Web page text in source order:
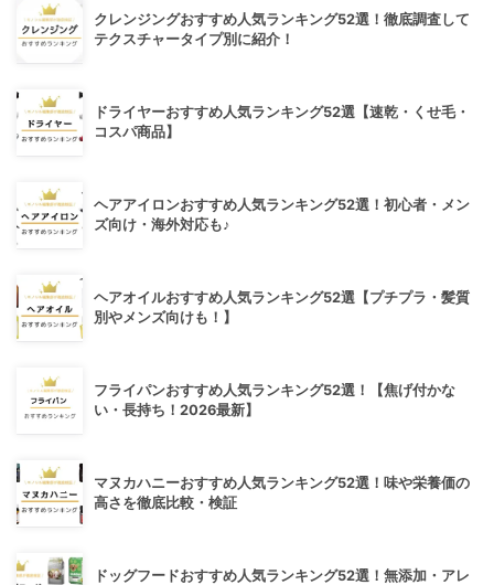
クレンジングおすすめ人気ランキング52選！徹底調査して
テクスチャータイプ別に紹介！
ドライヤーおすすめ人気ランキング52選【速乾・くせ毛・
コスパ商品】
ヘアアイロンおすすめ人気ランキング52選！初心者・メン
ズ向け・海外対応も♪
ヘアオイルおすすめ人気ランキング52選【プチプラ・髪質
別やメンズ向けも！】
フライパンおすすめ人気ランキング52選！【焦げ付かな
い・長持ち！2026最新】
マヌカハニーおすすめ人気ランキング52選！味や栄養価の
高さを徹底比較・検証
ドッグフードおすすめ人気ランキング52選！無添加・アレ